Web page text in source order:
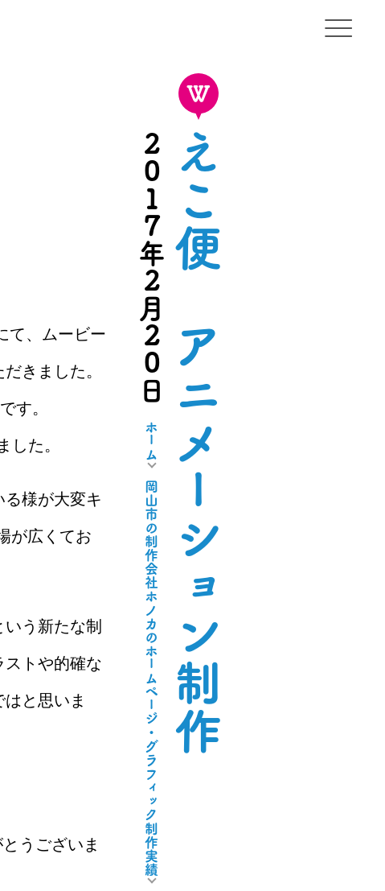
えこ便 アニメーション制作
2017年2月20日
ホーム
岡山市の制作会社ホノカのホームページ・グラフィック制作実績
て、ムービー
きました。
す。
した。
様が大変キ
が広くてお
う新たな制
トや的確な
と思いま
うございま